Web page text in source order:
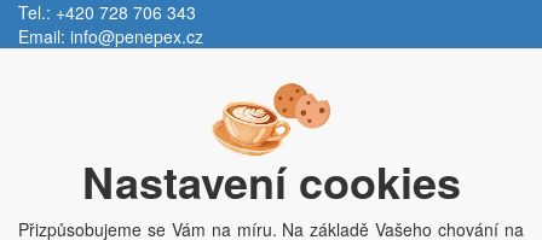
Tel.: +420 728 706 343
Email: info@penepex.cz
Trávník 2076, 686 03 Staré Město
Nastavení cookies
Přizpůsobujeme se Vám na míru. Na základě Vašeho chování na